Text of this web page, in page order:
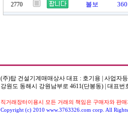
2770 볼보
(주)탑 건설기계매매상사 대표 : 호기용 | 사업자
강원도 동해시 강원남부로 4611(단봉동) | 대표번
직거래장터이용시 모든 거래의 책임은 구매자와 판
Copyright (c) 2010 www.3763326.com corp. All Rights